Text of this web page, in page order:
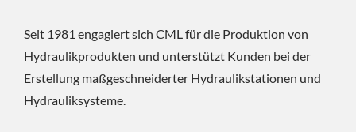
Seit 1981 engagiert sich CML für die Produktion von
Hydraulikprodukten und unterstützt Kunden bei der
Erstellung maßgeschneiderter Hydraulikstationen und
Hydrauliksysteme.